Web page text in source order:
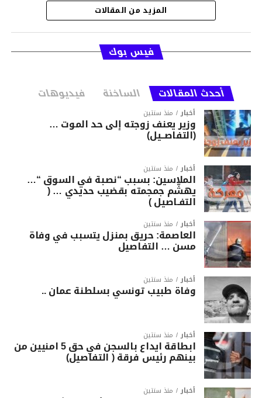
المزيد من المقالات
فيس بوك
أحدث المقالات الساخنة فيديوهات
أخبار منذ سنتين
وزير يعنف زوجته إلى حد الموت …
(التفاصــيل)
أخبار منذ سنتين
الملاسين: بسبب “نصبة في السوق “…
يهشّم جمجمته بقضيب حديدي … (
التفـاصيل )
أخبار منذ سنتين
العاصمة: حريق بمنزل يتسبب في وفاة
مسن … التفاصيل
أخبار منذ سنتين
وفاة طبيب تونسي بسلطنة عمان ..
أخبار منذ سنتين
ابطاقة ايداع بالسجن في حق 5 امنيين من
بينهم رئيس فرقة ( التفاصيل)
أخبار منذ سنتين